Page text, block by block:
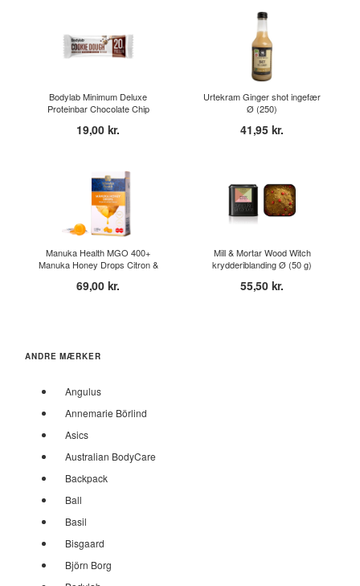
Bodylab Minimum Deluxe
Proteinbar Chocolate Chip
19,00 kr.
Urtekram Ginger shot ingefær
Ø (250)
41,95 kr.
Manuka Health MGO 400+
Manuka Honey Drops Citron &
69,00 kr.
Mill & Mortar Wood Witch
krydderiblanding Ø (50 g)
55,50 kr.
ANDRE MÆRKER
Angulus
Annemarie Börlind
Asics
Australian BodyCare
Backpack
Ball
Basil
Bisgaard
Björn Borg